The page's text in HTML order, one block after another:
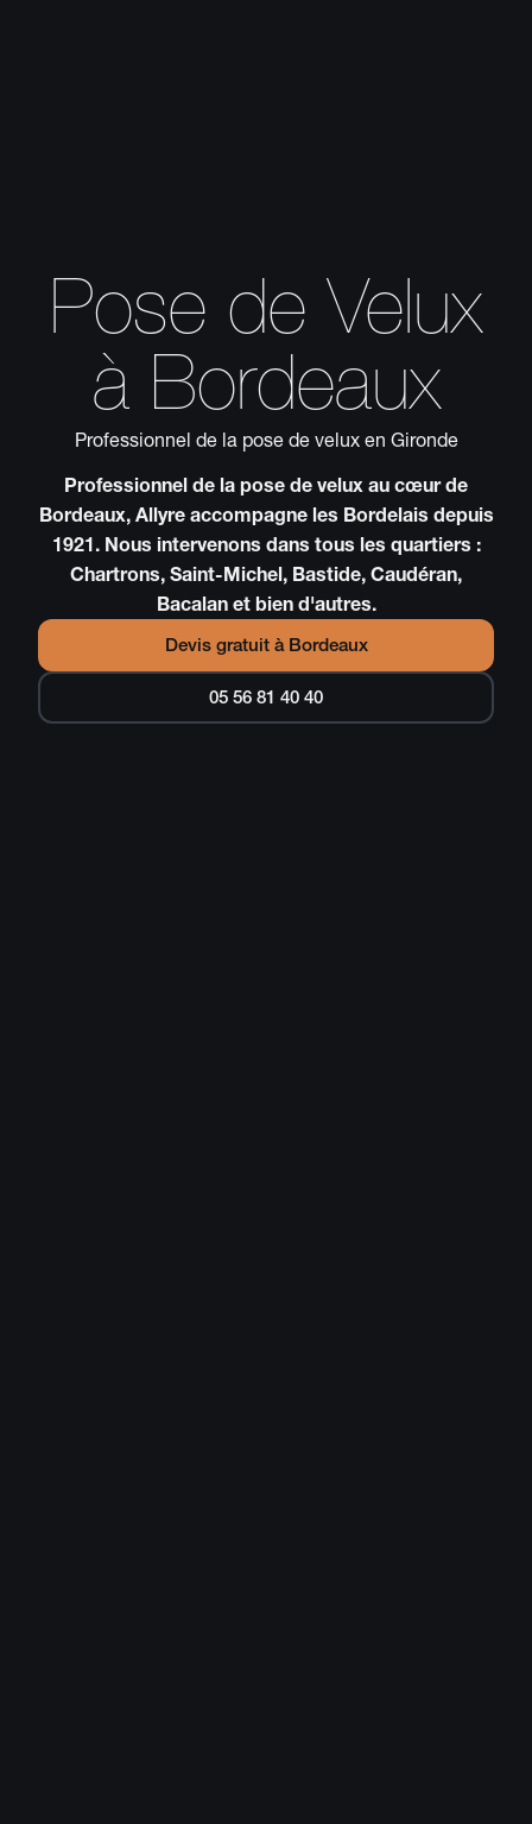
Pose de Velux
à Bordeaux
Professionnel de la pose de velux en Gironde
Professionnel de la pose de velux au cœur de
Bordeaux, Allyre accompagne les Bordelais depuis
1921. Nous intervenons dans tous les quartiers :
Chartrons, Saint-Michel, Bastide, Caudéran,
Bacalan et bien d'autres.
Devis gratuit à Bordeaux
05 56 81 40 40